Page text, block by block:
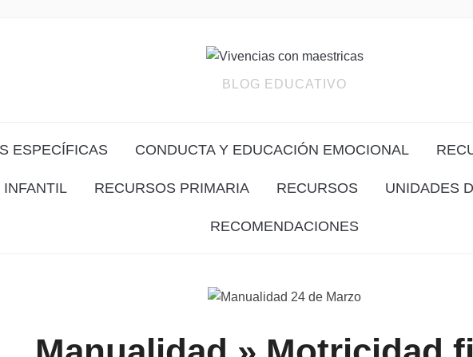
BLOG EDUCATIVO
ESPECÍFICAS CONDUCTA Y EDUCACIÓN EMOCIONAL
RECURSOS PRIMARIA RECURSOS UNIDADES
RECOMENDACIONES